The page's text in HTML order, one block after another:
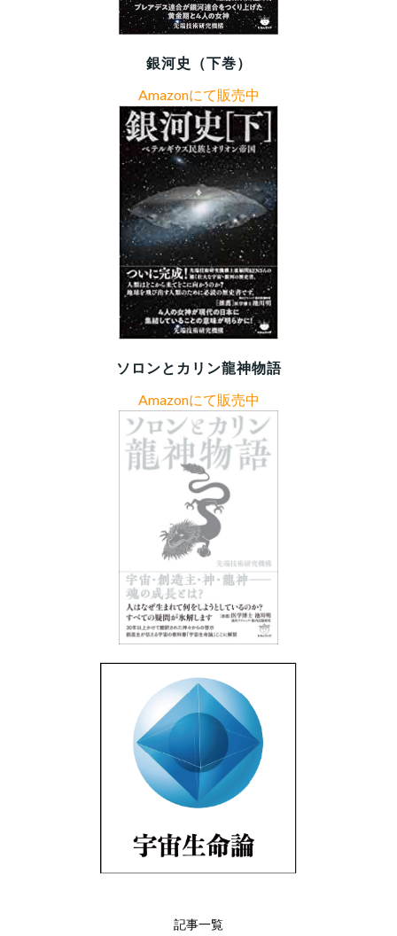
銀河史（下巻）
Amazonにて販売中
ソロンとカリン龍神物語
Amazonにて販売中
記事一覧